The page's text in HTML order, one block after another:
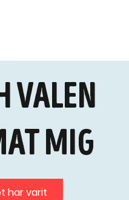
valen
mig
har varit